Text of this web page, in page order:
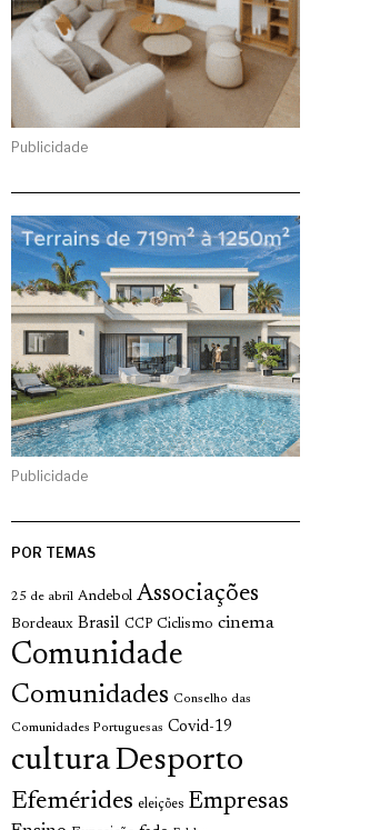
Publicidade
Publicidade
POR TEMAS
25 de abril Andebol Associações
Bordeaux Brasil CCP Ciclismo cinema
Comunidade
Comunidades Conselho das
Comunidades Portuguesas Covid-19
culturaDesporto
Efemérides eleições Empresas